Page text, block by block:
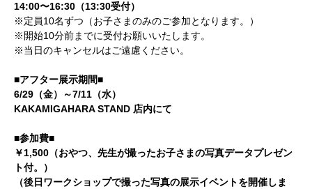
14:00〜16:30（13:30受付）
※定員10名ずつ（お子さまのみのご参加となります。）
※開始10分前までに受付お願いいたします。
※当日のキャンセルはご遠慮ください。
■アフター展示期間■
6/29（金）～7/11（水）
KAKAMIGAHARA STAND 店内にて
■参加費■
￥1,500（おやつ、先生が撮ったお子さまの写真データプレゼン
ト付。）
（後日ワークショップで撮った写真の展示イベントを開催しま